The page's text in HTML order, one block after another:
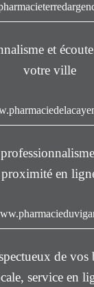
et
votre ville
proximité en
de
service en